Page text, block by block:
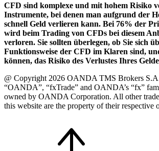
CFD sind komplexe und mit hohem Risiko
Instrumente, bei denen man aufgrund der
schnell Geld verlieren kann. Bei 76% der
wird beim Trading von CFDs bei diesem
verloren. Sie sollten überlegen, ob Sie sich
Funktionsweise der CFD im Klaren sind,
können, das Risiko des Verlustes Ihres
@ Copyright 2026 OANDA TMS Brokers
“OANDA”, “fxTrade” and OANDA’s “fx”
owned by OANDA Corporation. All other
this website are the property of their respective